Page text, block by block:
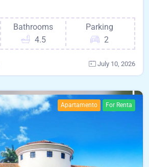
Bathrooms
4.5
Parking
2
July 10, 2026
Apartamento For Renta